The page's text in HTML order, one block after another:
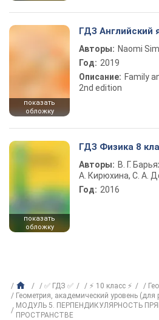
показать
обложку
ГДЗ Английский
Авторы: Naomi
Год: 2019
Описание: Family
2nd edition
показать
обложку
ГДЗ Физика 8
Авторы: В. Г.
А. Кирюхина, С. А.
Год: 2016
✅ ГДЗ ✅ ⚡ 10 класс ⚡
Геометрия, академический уровень (для
МОДУЛЬ 5. ПЕРПЕНДИКУЛЯРНОСТЬ
ПРОСТРАНСТВЕ